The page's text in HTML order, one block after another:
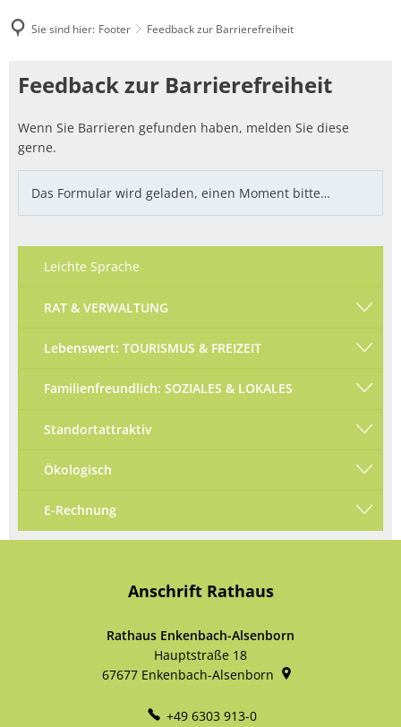
Sie sind hier: Footer Feedback zur Barrierefreiheit
Feedback
Barrierefreiheit
Feedback zur Barrierefreiheit
Wenn Sie Barrieren gefunden haben, melden Sie diese
gerne.
Das Formular wird geladen, einen Moment bitte…
Leichte Sprache
RAT & VERWALTUNG
Lebenswert: TOURISMUS & FREIZEIT
Familienfreundlich: SOZIALES & LOKALES
Standortattraktiv
Ökologisch
E-Rechnung
Anschrift Rathaus
Rathaus Enkenbach-Alsenborn
Hauptstraße 18
67677 Enkenbach-Alsenborn
+49 6303 913-0